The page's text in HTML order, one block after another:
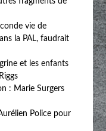
vie de
la PAL, faudrait
et les enfants
: Marie Surgers
Police pour